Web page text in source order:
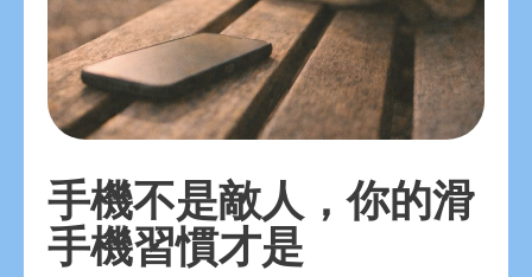
手機不是敵人，你的滑
手機習慣才是